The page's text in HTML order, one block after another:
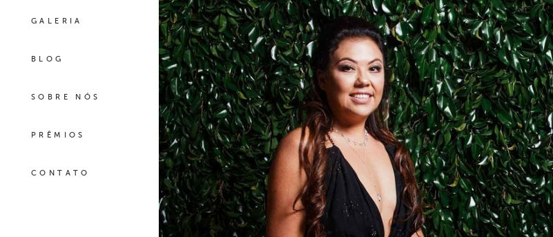
GALERIA
BLOG
SOBRE NÓS
PRÊMIOS
CONTATO